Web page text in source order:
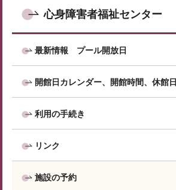
心身障害者福祉センター
最新情報 プール開放日
開館日カレンダー、開館時間、休館日
利用の手続き
リンク
施設の予約